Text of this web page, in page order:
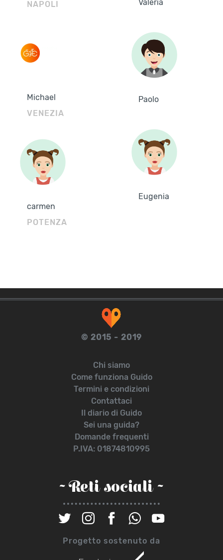
NAPOLI
Michael
VENEZIA
carmen
POTENZA
Valeria
Paolo
Eugenia
© 2015 - 2019
Chi siamo
Come funziona Guido
Termini e condizioni
Contattaci
Il diario di Guido
Sei una guida?
Domande frequenti
P.IVA: 01874810995
~ Reti sociali ~
Progetto sostenuto da